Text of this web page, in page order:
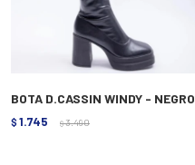
BOTA D.CASSIN WINDY - NEGRO
$ 1.745 $ 3.490